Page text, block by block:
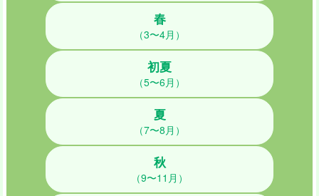
春
（3〜4月）
初夏
（5〜6月）
夏
（7〜8月）
秋
（9〜11月）